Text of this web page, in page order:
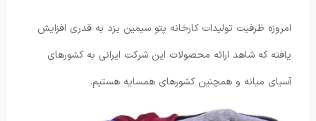
امروزه ظرفیت تولیدات کارخانه پتو سیمین یزد به قدری افزایش
یافته که شاهد ارائه محصولات این شرکت ایرانی به کشورهای
آسیای میانه و همچنین کشورهای همسایه هستیم.